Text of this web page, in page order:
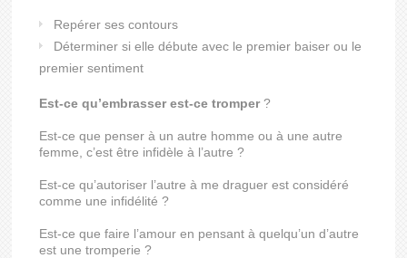
Repérer ses contours
Déterminer si elle débute avec le premier baiser ou le
premier sentiment
Est-ce qu’embrasser est-ce tromper?
Est-ce que penser à un autre homme ou à une autre
femme, c’est être infidèle à l’autre ?
Est-ce qu’autoriser l’autre à me draguer est considéré
comme une infidélité ?
Est-ce que faire l’amour en pensant à quelqu’un d’autre
est une tromperie ?